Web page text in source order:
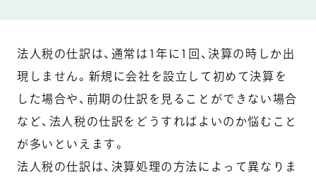
法人税の仕訳は、通常は1年に1回、決算の時しか出
現しません。新規に会社を設立して初めて決算を
した場合や、前期の仕訳を見ることができない場合
など、法人税の仕訳をどうすればよいのか悩むこと
が多いといえます。
法人税の仕訳は、決算処理の方法によって異なりま